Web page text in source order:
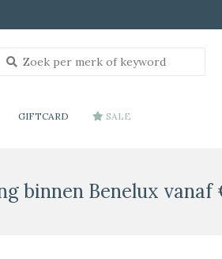
GIFTCARD SALE
binnen Benelux vanaf